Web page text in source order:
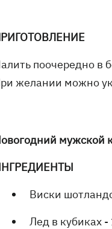
поочередно в
желании можно
мужской
Виски
Лед в кубиках -